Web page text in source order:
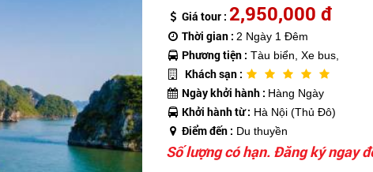
Giá tour : 2,950,000 đ
Thời gian : 2 Ngày 1 Đêm
Phương tiện : Tàu biển, Xe bus,
Khách sạn :
Ngày khởi hành : Hàng Ngày
Khởi hành từ : Hà Nội (Thủ Đô)
Điểm đến : Du thuyền
Số lượng có hạn. Đăng ký ngay